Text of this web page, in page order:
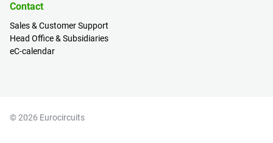
Contact
Sales & Customer Support
Head Office & Subsidiaries
eC-calendar
© 2026 Eurocircuits